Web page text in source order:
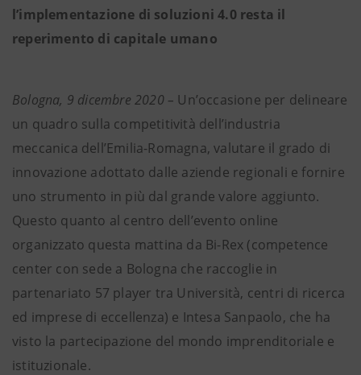
l’implementazione di soluzioni 4.0 resta il
reperimento di capitale umano
Bologna, 9 dicembre 2020 – Un’occasione per delineare
un quadro sulla competitività dell’industria
meccanica dell’Emilia-Romagna, valutare il grado di
innovazione adottato dalle aziende regionali e fornire
uno strumento in più dal grande valore aggiunto.
Questo quanto al centro dell’evento online
organizzato questa mattina da Bi-Rex (competence
center con sede a Bologna che raccoglie in
partenariato 57 player tra Università, centri di ricerca
ed imprese di eccellenza) e Intesa Sanpaolo, che ha
visto la partecipazione del mondo imprenditoriale e
istituzionale.